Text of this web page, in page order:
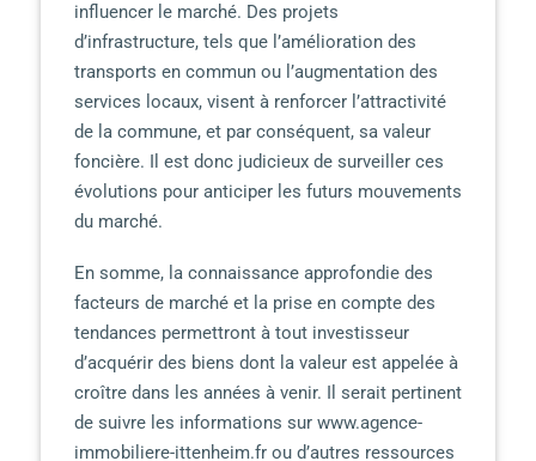
influencer le marché. Des projets
d’infrastructure, tels que l’amélioration des
transports en commun ou l’augmentation des
services locaux, visent à renforcer l’attractivité
de la commune, et par conséquent, sa valeur
foncière. Il est donc judicieux de surveiller ces
évolutions pour anticiper les futurs mouvements
du marché.
En somme, la connaissance approfondie des
facteurs de marché et la prise en compte des
tendances permettront à tout investisseur
d’acquérir des biens dont la valeur est appelée à
croître dans les années à venir. Il serait pertinent
de suivre les informations sur www.agence-
immobiliere-ittenheim.fr ou d’autres ressources